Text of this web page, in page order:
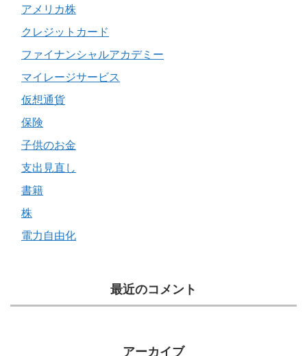
アメリカ株
クレジットカード
ファイナンシャルアカデミー
マイレージサービス
仮想通貨
保険
子供のお金
支出見直し
書籍
株
電力自由化
最近のコメント
アーカイブ